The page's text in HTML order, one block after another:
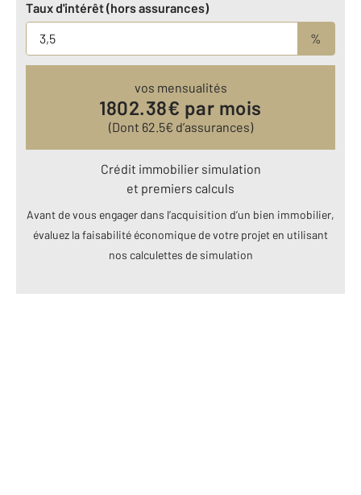
Taux d'intérêt (hors assurances)
%
vos mensualités
1802.38€ par mois
(Dont 62.5€ d’assurances)
Crédit immobilier simulation
et premiers calculs
Avant de vous engager dans l’acquisition d’un bien immobilier,
évaluez la faisabilité économique de votre projet en utilisant
nos calculettes de simulation